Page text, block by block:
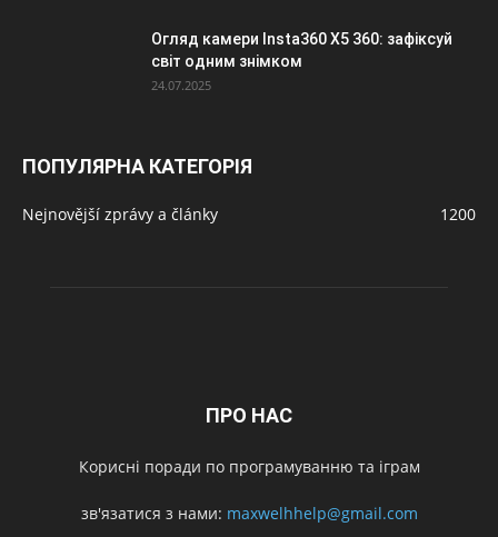
Огляд камери Insta360 X5 360: зафіксуй
світ одним знімком
24.07.2025
ПОПУЛЯРНА КАТЕГОРІЯ
Nejnovější zprávy a články 1200
ПРО НАС
Корисні поради по програмуванню та іграм
зв'язатися з нами: maxwelhhelp@gmail.com